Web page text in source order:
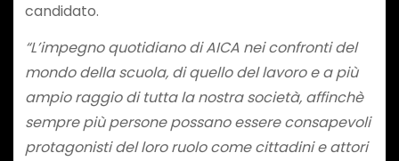
candidato.
“L’impegno quotidiano di AICA nei confronti del
mondo della scuola, di quello del lavoro e a più
ampio raggio di tutta la nostra società, affinchè
sempre più persone possano essere consapevoli
protagonisti del loro ruolo come cittadini e attori